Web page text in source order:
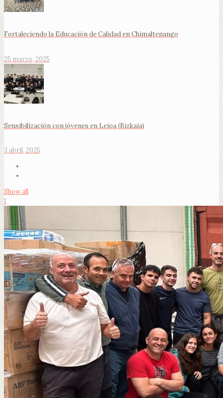
Fortaleciendo la Educación de Calidad en Chimaltenango
25 marzo, 2025
Sensibilización con jóvenes en Leioa (Bizkaia)
3 abril, 2025
Show all
1